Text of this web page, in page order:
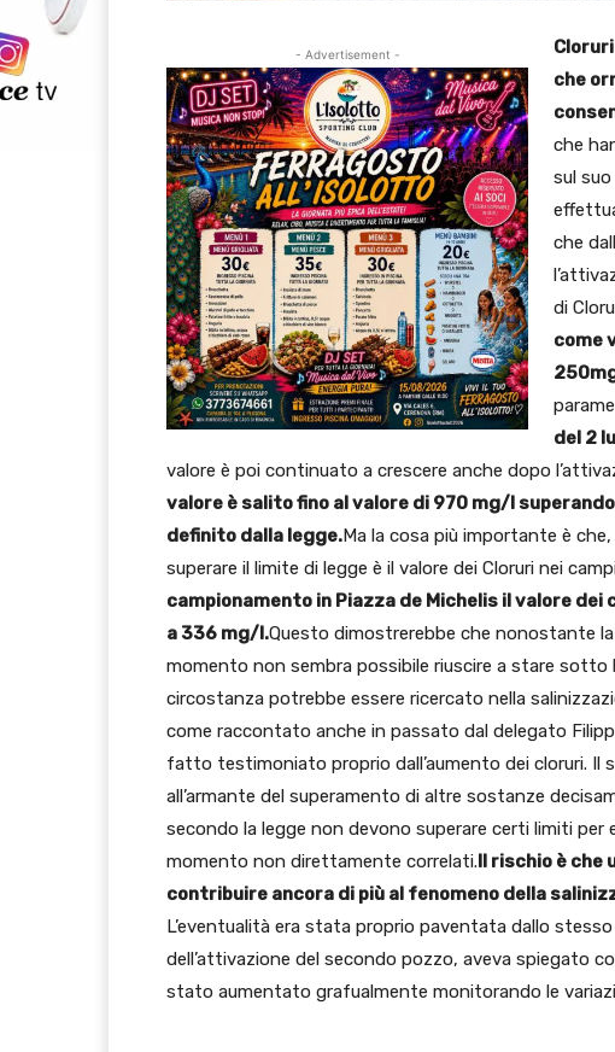
- Advertisement -
che
che
sul
che
di
come
del 2
valore è poi continuato a crescere anche dopo
valore è salito fino al valore di 970 mg/l
definito dalla legge.Ma la cosa più importante è
superare il limite di legge è il valore dei Cloruri nei
campionamento in Piazza de Michelis il valore
a 336 mg/l.Questo dimostrerebbe che nonostante
momento non sembra possibile riuscire a stare
circostanza potrebbe essere ricercato nella
come raccontato anche in passato dal delegato
fatto testimoniato proprio dall’aumento dei cloruri. Il
all’armante del superamento di altre sostanze
secondo la legge non devono superare certi limiti per
momento non direttamente correlati.Il rischio è che
contribuire ancora di più al fenomeno della
L’eventualità era stata proprio paventata dallo
dell’attivazione del secondo pozzo, aveva spiegato
stato aumentato grafualmente monitorando le